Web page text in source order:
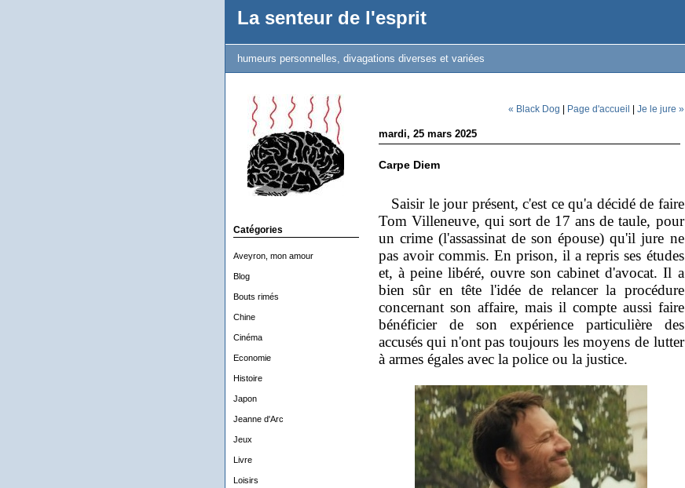
La senteur de l'esprit
humeurs personnelles, divagations diverses et variées
Catégories
Aveyron, mon amour
Blog
Bouts rimés
Chine
Cinéma
Economie
Histoire
Japon
Jeanne d'Arc
Jeux
Livre
Loisirs
« Black Dog | Page d'accueil | Je le jure »
mardi, 25 mars 2025
Carpe Diem
Saisir le jour présent, c'est ce qu'a décidé de faire
Tom Villeneuve, qui sort de 17 ans de taule, pour
un crime (l'assassinat de son épouse) qu'il jure ne
pas avoir commis. En prison, il a repris ses études
et, à peine libéré, ouvre son cabinet d'avocat. Il a
bien sûr en tête l'idée de relancer la procédure
concernant son affaire, mais il compte aussi faire
bénéficier de son expérience particulière des
accusés qui n'ont pas toujours les moyens de lutter
à armes égales avec la police ou la justice.